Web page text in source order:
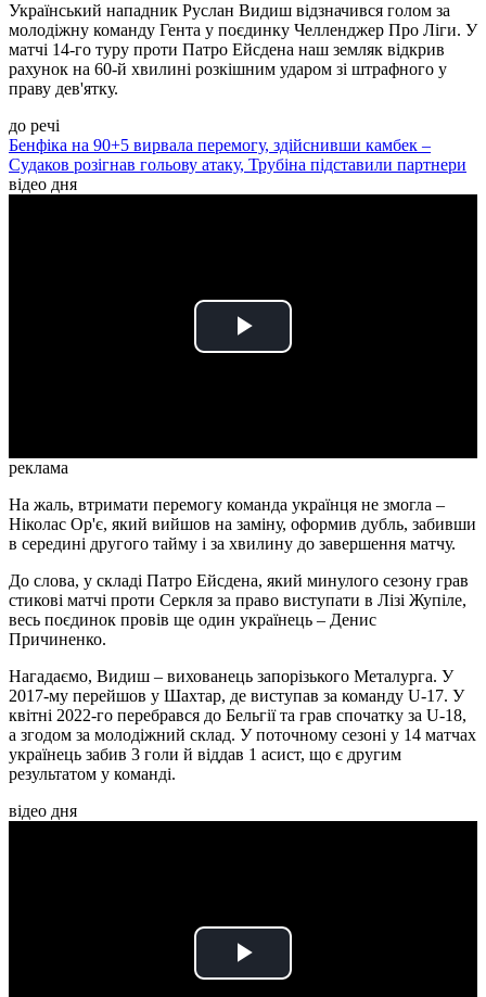
Український нападник Руслан Видиш відзначився голом за
молодіжну команду Гента у поєдинку Челленджер Про Ліги. У
матчі 14-го туру проти Патро Ейсдена наш земляк відкрив
рахунок на 60-й хвилині розкішним ударом зі штрафного у
праву дев'ятку.
до речі
Бенфіка на 90+5 вирвала перемогу, здійснивши камбек –
Судаков розігнав гольову атаку, Трубіна підставили партнери
відео дня
Play
реклама
На жаль, втримати перемогу команда українця не змогла –
Ніколас Ор'є, який вийшов на заміну, оформив дубль, забивши
в середині другого тайму і за хвилину до завершення матчу.
До слова, у складі Патро Ейсдена, який минулого сезону грав
стикові матчі проти Серкля за право виступати в Лізі Жупіле,
весь поєдинок провів ще один українець – Денис
Причиненко.
Нагадаємо, Видиш – вихованець запорізького Металурга. У
2017-му перейшов у Шахтар, де виступав за команду U-17. У
квітні 2022-го перебрався до Бельгії та грав спочатку за U-18,
а згодом за молодіжний склад. У поточному сезоні у 14 матчах
українець забив 3 голи й віддав 1 асист, що є другим
результатом у команді.
відео дня
Play